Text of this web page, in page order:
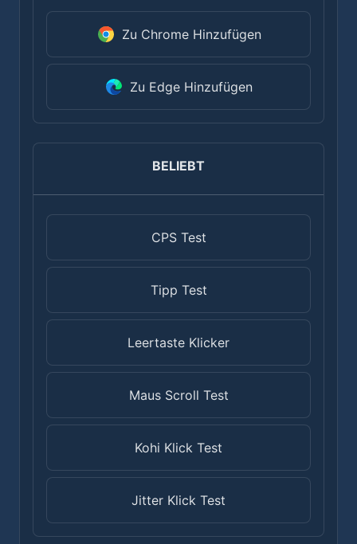
Zu Chrome Hinzufügen
Zu Edge Hinzufügen
BELIEBT
CPS Test
Tipp Test
Leertaste Klicker
Maus Scroll Test
Kohi Klick Test
Jitter Klick Test